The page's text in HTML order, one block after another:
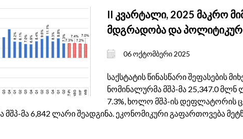
II კვარტალი, 2025 მაკრო
მდგრადობა და
06 ოქტომბერი 2025
საქსტატის წინასწარი შეფასების
ნომინალურმა მშპ-მა 25,347.0
7.3%, ხოლო მშპ-ის დეფლატორის
მშპ-მა 6,842 ლარი შეადგინა. ეკონომიკური გაფართოვება